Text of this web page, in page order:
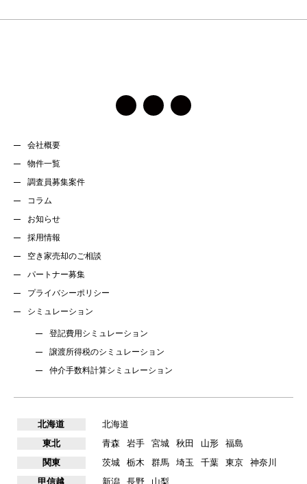
会社概要
物件一覧
調査員募集案件
コラム
お知らせ
採用情報
空き家売却のご相談
パートナー募集
プライバシーポリシー
シミュレーション
登記費用シミュレーション
譲渡所得税のシミュレーション
仲介手数料計算シミュレーション
北海道
北海道
東北
青森 岩手 宮城 秋田 山形
福島
関東
茨城 栃木 群馬 埼玉 千葉 東京
神奈川
甲信越
新潟 長野 山梨